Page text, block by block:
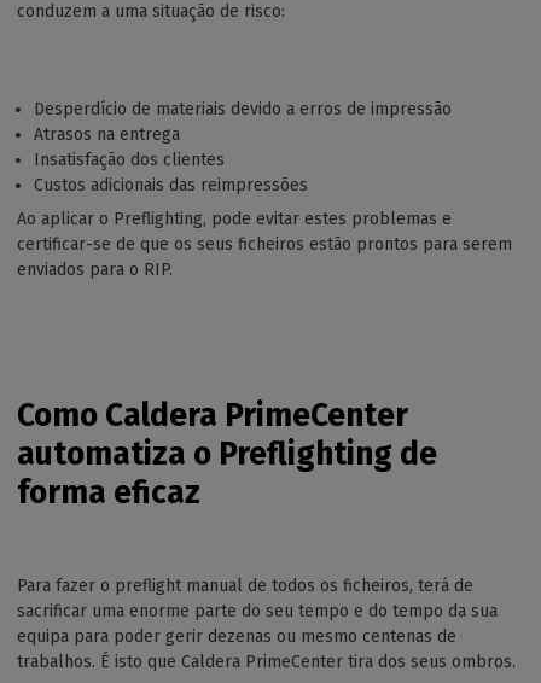
conduzem a uma situação de risco:
Desperdício de materiais devido a erros de impressão
Atrasos na entrega
Insatisfação dos clientes
Custos adicionais das reimpressões
Ao aplicar o Preflighting, pode evitar estes problemas e
certificar-se de que os seus ficheiros estão prontos para serem
enviados para o RIP.
Como Caldera PrimeCenter
automatiza o Preflighting de
forma eficaz
Para fazer o preflight manual de todos os ficheiros, terá de
sacrificar uma enorme parte do seu tempo e do tempo da sua
equipa para poder gerir dezenas ou mesmo centenas de
trabalhos. É isto que Caldera PrimeCenter tira dos seus ombros.